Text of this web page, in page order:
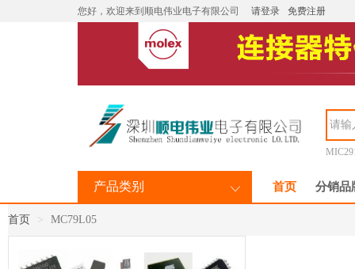
您好，欢迎来到顺电伟业电子有限公司 请登录 免费注册
产品类别 首页 分销品
首页 MC79L05